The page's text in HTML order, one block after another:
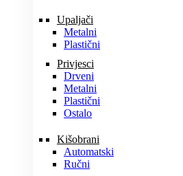
Upaljači
Metalni
Plastični
Privjesci
Drveni
Metalni
Plastični
Ostalo
Kišobrani
Automatski
Ručni